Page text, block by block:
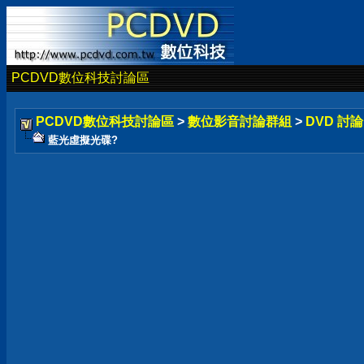
PCDVD數位科技討論區
PCDVD數位科技討論區 > 數位影音討論群組 > DVD 討
藍光虛擬光碟?